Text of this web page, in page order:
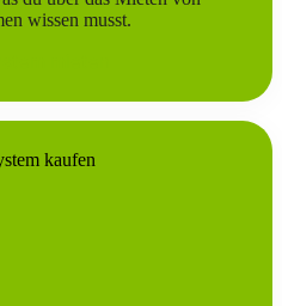
wissen musst.
kaufen